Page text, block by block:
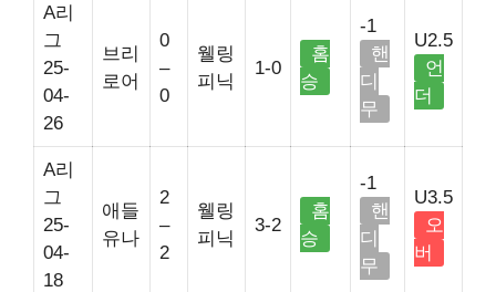
A리
그
25-
04-
26
브리
로어
0
–
0
웰링
피닉
1-0
홈
승
-1
핸
디
무
U2.5
언
더
A리
그
25-
04-
18
애들
유나
2
–
2
웰링
피닉
3-2
홈
승
-1
핸
디
무
U3.5
오
버